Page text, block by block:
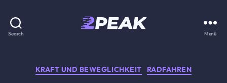
Search Menü
Kategorien
KRAFT UND BEWEGLICHKEIT RADFAHREN